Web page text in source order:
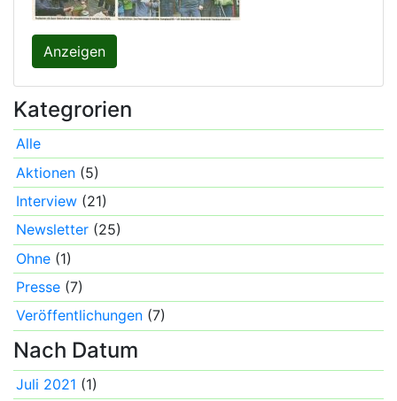
Anzeigen
Kategrorien
Alle
Aktionen (5)
Interview (21)
Newsletter (25)
Ohne (1)
Presse (7)
Veröffentlichungen (7)
Nach Datum
Juli 2021 (1)